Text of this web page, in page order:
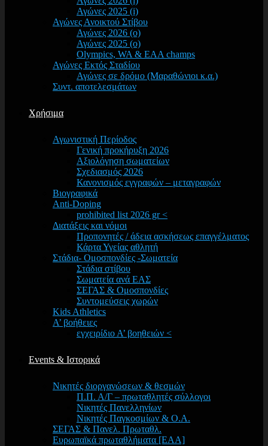
Αγώνες 2025 (i)
Αγώνες Ανοικτού Στίβου
Αγώνες 2026 (o)
Αγώνες 2025 (o)
Olympics, WA & EAA champs
Αγώνες Εκτός Σταδίου
Αγώνες σε δρόμο (Μαραθώνιοι κ.α.)
Συντ. αποτελεσμάτων
Χρήσιμα
Αγωνιστική Περίοδος
Γενική προκήρυξη 2026
Αξιολόγηση σωματείων
Σχεδιασμός 2026
Κανονισμός εγγραφών – μεταγραφών
Βιογραφικά
Anti-Doping
prohibited list 2026 gr <
Διατάξεις και νόμοι
Προπονητές / άδεια ασκήσεως επαγγέλματος
Κάρτα Υγείας αθλητή
Στάδια- Ομοσπονδίες -Σωματεία
Στάδια στίβου
Σωματεία ανά ΕΑΣ
ΣΕΓΑΣ & Ομοσπονδίες
Συντομεύσεις χωρών
Kids Athletics
Α’ βοήθειες
εγχειρίδιο Α’ βοηθειών <
Events & Ιστορικά
Νικητές διοργανώσεων & θεσμών
Π.Π. Α/Γ – πρωταθλητές σύλλογοι
Νικητές Πανελληνίων
Νικητές Παγκοσμίων & Ο.Α.
ΣΕΓΑΣ & Πανελ. Πρωταθλ.
Ευρωπαϊκά πρωταθλήματα [EAA]